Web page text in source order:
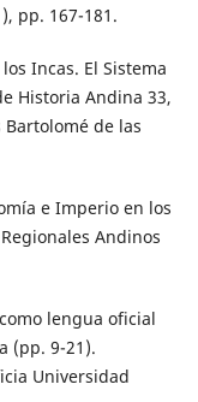
pp. 167-181.
Incas. El Sistema
Historia Andina 33,
de las
e Imperio en los
Andinos
lengua oficial
(pp. 9-21).
Universidad